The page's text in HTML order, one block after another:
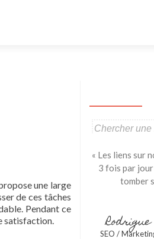
une large
de ces tâches
Pendant ce
satisfaction.
Search
« Les liens sur
3 fois par
tomber
Rodrigue
SEO /